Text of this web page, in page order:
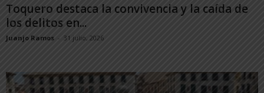
Toquero destaca la convivencia y la caída de
los delitos en...
Juanjo Ramos - 31 julio, 2026